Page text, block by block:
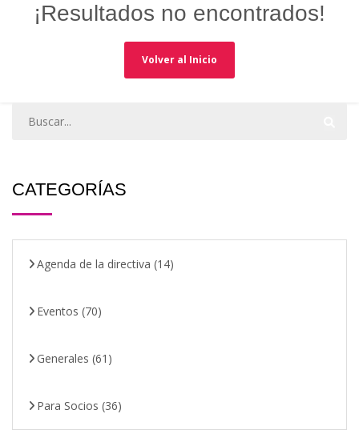
¡Resultados no encontrados!
Volver al Inicio
CATEGORÍAS
Agenda de la directiva (14)
Eventos (70)
Generales (61)
Para Socios (36)